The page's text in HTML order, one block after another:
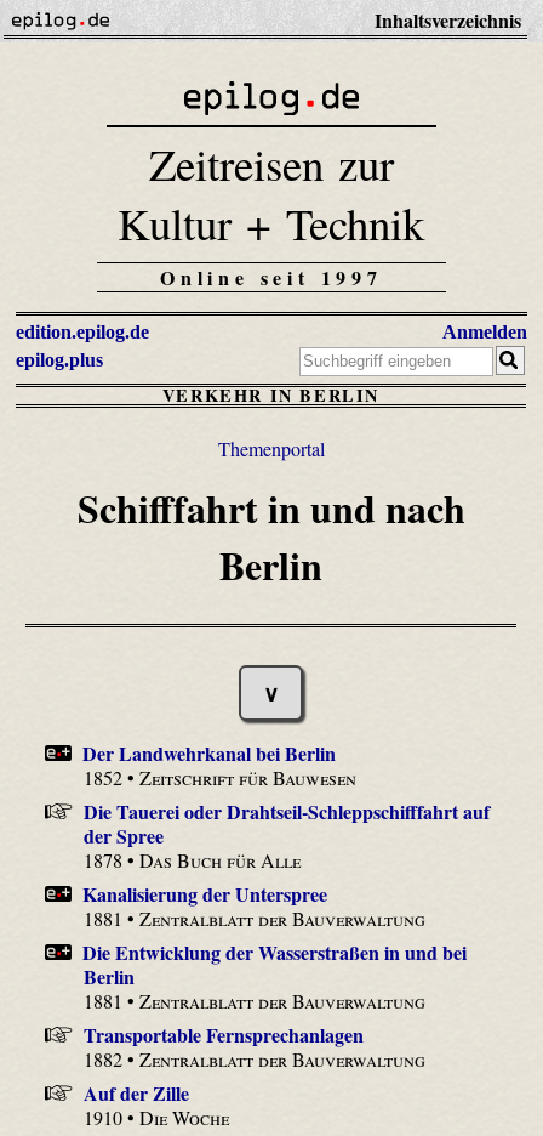
Inhaltsverzeichnis
Zeitreisen zur
Kultur + Technik
Online seit 1997
edition.epilog.de
epilog.plus
Anmelden
VERKEHR IN BERLIN
Themenportal
Schifffahrt in und nach
Berlin
∨
Der Landwehrkanal bei Berlin
1852 •Zeitschrift für Bauwesen
Die Tauerei oder Drahtseil-Schleppschifffahrt auf
der Spree
1878 •Das Buch für Alle
Kanalisierung der Unterspree
1881 •Zentralblatt der Bauverwaltung
Die Entwicklung der Wasserstraßen in und bei
Berlin
1881 •Zentralblatt der Bauverwaltung
Transportable Fernsprechanlagen
1882 •Zentralblatt der Bauverwaltung
Auf der Zille
1910 •Die Woche